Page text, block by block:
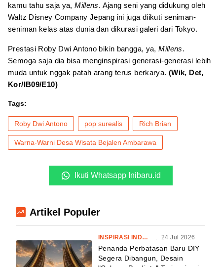
kamu tahu saja ya,Millens. Ajang seni yang didukung oleh
Waltz Disney Company Jepang ini juga diikuti seniman-
seniman kelas atas dunia dan dikurasi galeri dari Tokyo.
Prestasi Roby Dwi Antono bikin bangga, ya,Millens.
Semoga saja dia bisa menginspirasi generasi-generasi lebih
muda untuk nggak patah arang terus berkarya. (Wik, Det,
Kor/IB09/E10)
Tags:
Roby Dwi Antono pop surealis Rich Brian
Warna-Warni Desa Wisata Bejalen Ambarawa
Ikuti Whatsapp Inibaru.id
Artikel Populer
INSPIRASI INDONESIA 24 Jul 2026
Penanda Perbatasan Baru DIY
Segera Dibangun, Desain